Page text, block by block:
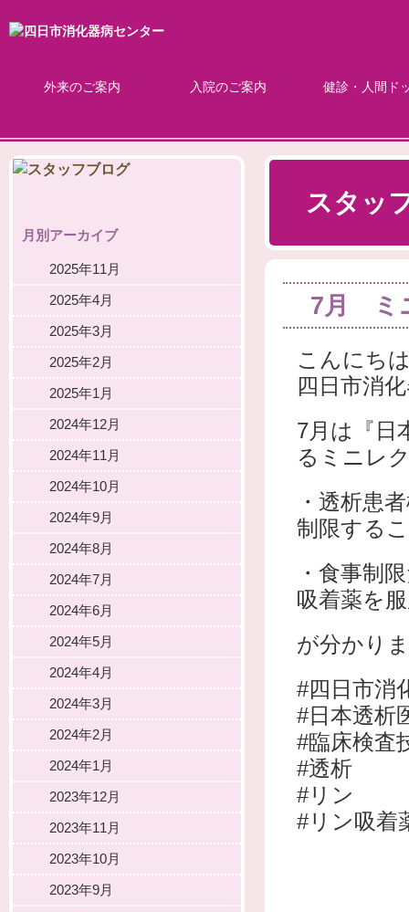
外来のご案内 入院のご案内 健診・人間ド
スタッ
7月 ミ
こんにち
四日市消
7月は『日
るミニレ
・透析患
制限する
・食事制
吸着薬を
が分かり
#四日市消
#日本透析
#臨床検査
#透析
#リン
#リン吸着
月別アーカイブ
2025年11月
2025年4月
2025年3月
2025年2月
2025年1月
2024年12月
2024年11月
2024年10月
2024年9月
2024年8月
2024年7月
2024年6月
2024年5月
2024年4月
2024年3月
2024年2月
2024年1月
2023年12月
2023年11月
2023年10月
2023年9月